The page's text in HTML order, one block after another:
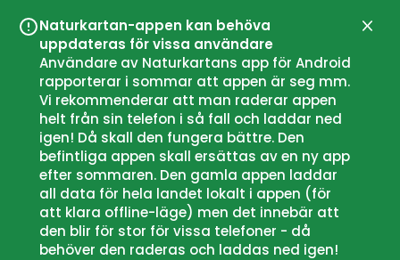
Naturkartan-appen kan behöva
uppdateras för vissa användare
Användare av Naturkartans app för Android
rapporterar i sommar att appen är seg mm.
Vi rekommenderar att man raderar appen
helt från sin telefon i så fall och laddar ned
igen! Då skall den fungera bättre. Den
befintliga appen skall ersättas av en ny app
efter sommaren. Den gamla appen laddar
all data för hela landet lokalt i appen (för
att klara offline-läge) men det innebär att
den blir för stor för vissa telefoner - då
behöver den raderas och laddas ned igen!